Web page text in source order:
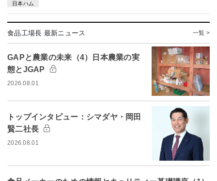
日本ハム
食品工場長 最新ニュース 一覧 >
GAPと農業の未来（4）日本農業の実
態とJGAP
2026.08.01
トップインタビュー：シマダヤ・岡田
賢二社長
2026.08.01